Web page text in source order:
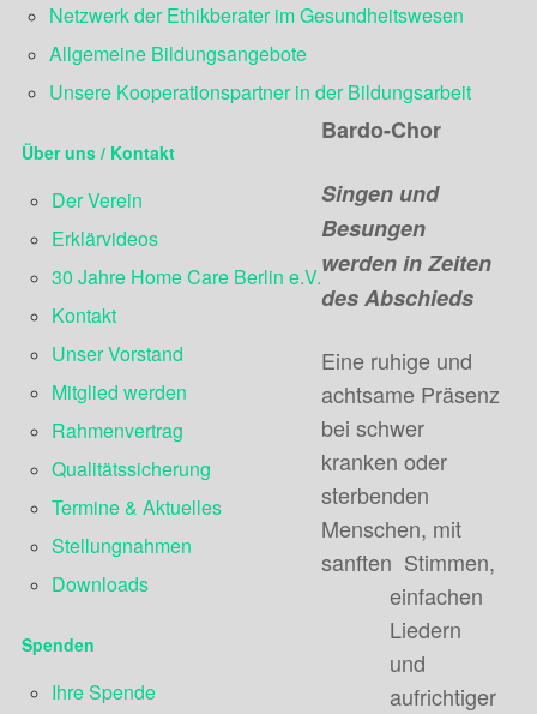
Netzwerk der Ethikberater im Gesundheitswesen
Allgemeine Bildungsangebote
Unsere Kooperationspartner in der Bildungsarbeit
Über uns / Kontakt
Der Verein
Erklärvideos
30 Jahre Home Care Berlin e.V.
Kontakt
Unser Vorstand
Mitglied werden
Rahmenvertrag
Qualitätssicherung
Termine & Aktuelles
Stellungnahmen
Downloads
Spenden
Ihre Spende
Bardo-Chor
Singen und
Besungen
werden in Zeiten
des Abschieds
Eine ruhige und
achtsame Präsenz
bei schwer
kranken oder
sterbenden
Menschen, mit
sanften Stimmen,
einfachen
Liedern
und
aufrichtiger